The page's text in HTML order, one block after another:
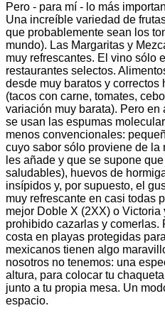
Pero - para mí - lo más
Una increíble variedad de
que probablemente sean los
mundo). Las Margaritas y
muy refrescantes. El vino sólo
restaurantes selectos.
desde muy baratos y correctos
(tacos con carne, tomates,
variación muy barata). Pero
se usan las espumas
menos convencionales:
cuyo sabor sólo proviene de
les añade y que se supone
saludables), huevos de
insípidos y, por supuesto, el
muy refrescante en casi todas
mejor Doble X (2XX) o Victoria
prohibido cazarlas y comerlas.
costa en playas protegidas
mexicanos tienen algo
nosotros no tenemos: una
altura, para colocar tu
junto a tu propia mesa. Un
espacio.